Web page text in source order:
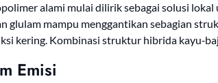
alami mulai dilirik sebagai solusi
glulam mampu menggantikan sebagian
kering. Kombinasi struktur hibrida
Emisi